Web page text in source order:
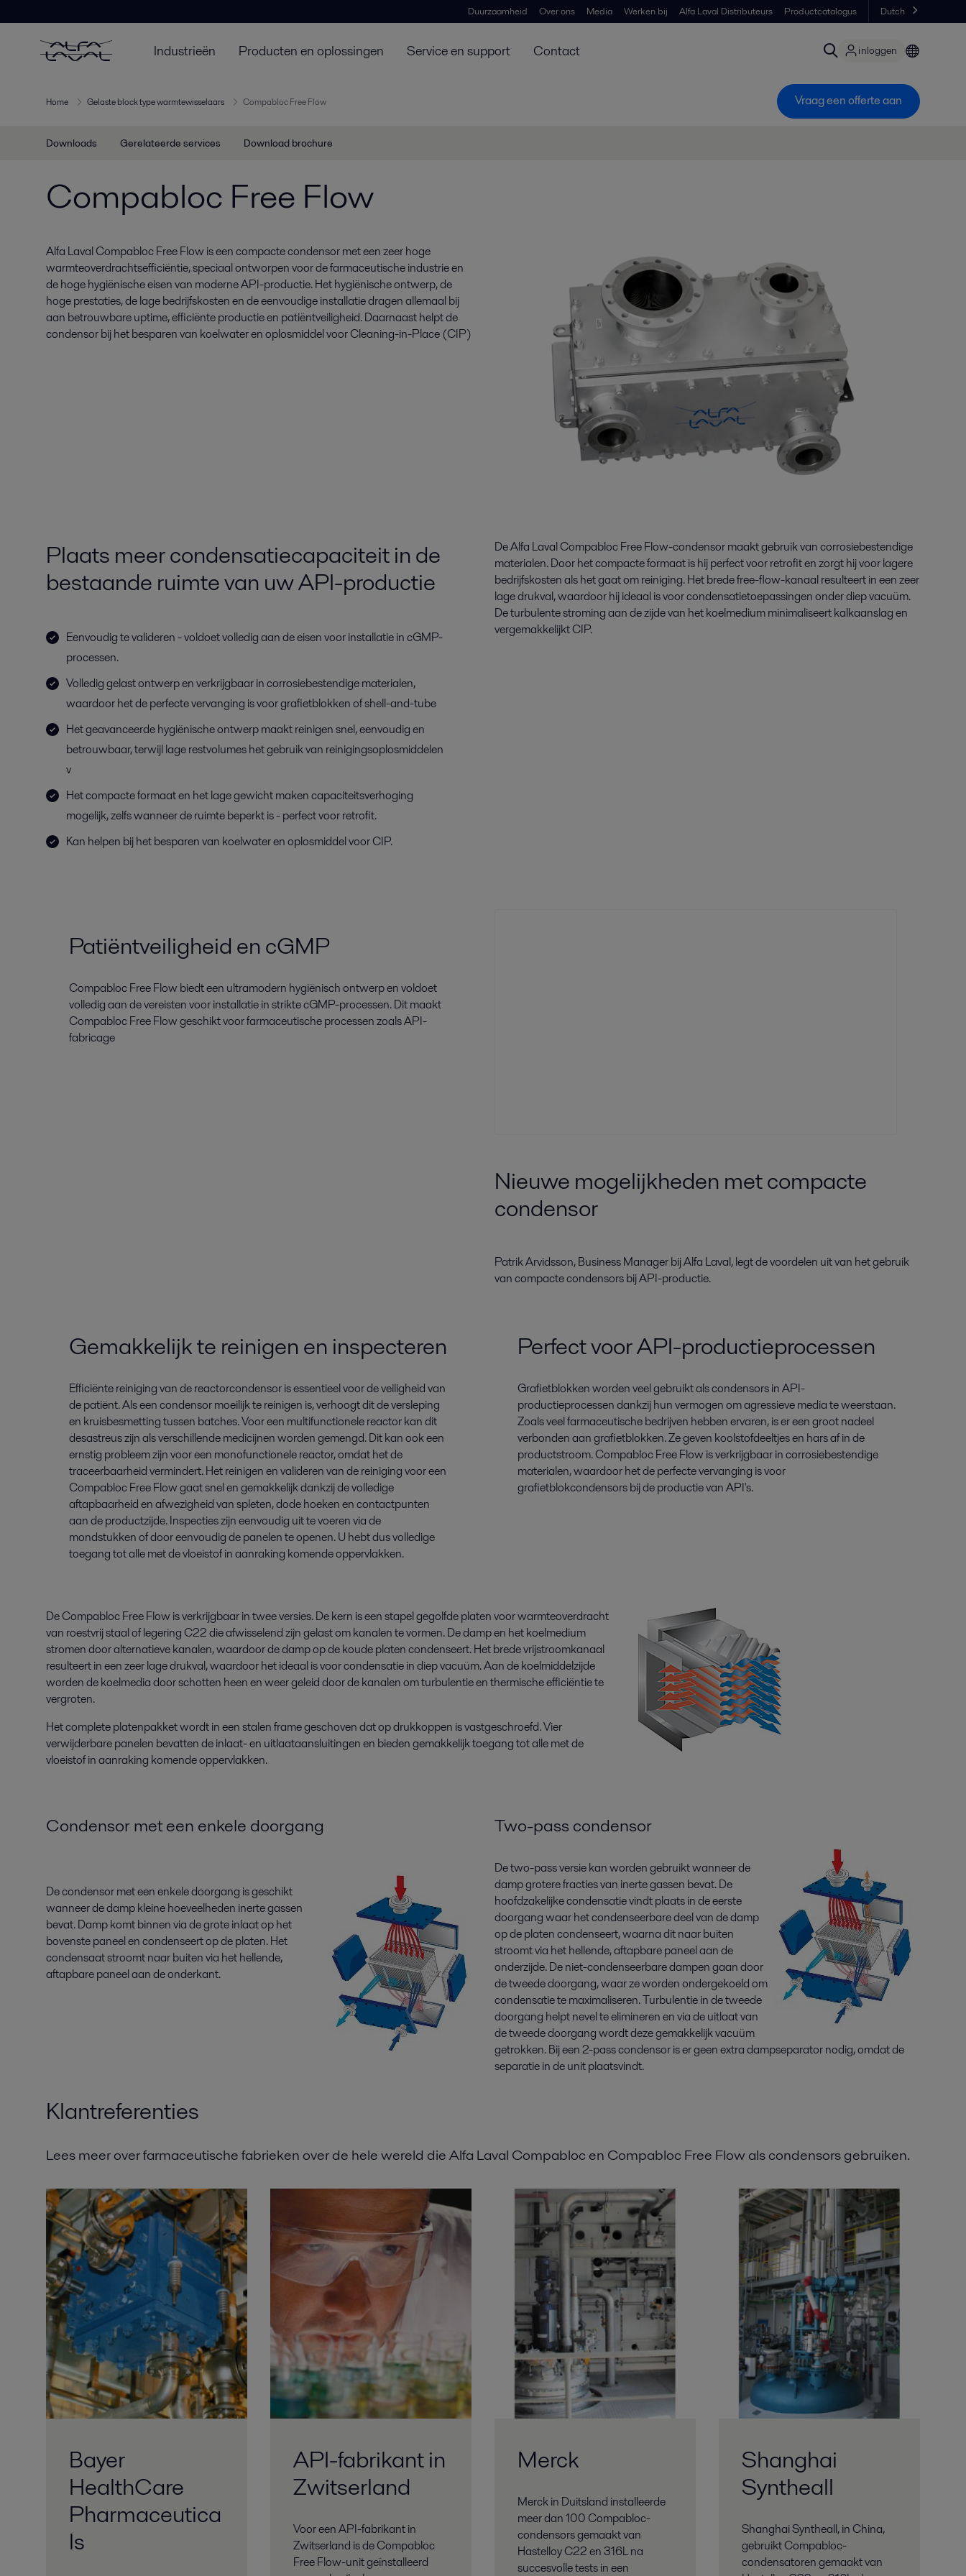
Duurzaamheid Over ons Media Werken bij Alfa Laval Distributeurs Productcatalogus Dutch
Industrieën Producten en oplossingen Service en support Contact inloggen
Home Gelaste block type warmtewisselaars Compabloc Free Flow Vraag een offerte aan
Downloads Gerelateerde services Download brochure
Compabloc Free Flow
Alfa Laval Compabloc Free Flow is een compacte condensor met een zeer hoge
warmteoverdrachtsefficiëntie, speciaal ontworpen voor de farmaceutische industrie en
de hoge hygiënische eisen van moderne API-productie. Het hygiënische ontwerp, de
hoge prestaties, de lage bedrijfskosten en de eenvoudige installatie dragen allemaal bij
aan betrouwbare uptime, efficiënte productie en patiëntveiligheid. Daarnaast helpt de
condensor bij het besparen van koelwater en oplosmiddel voor Cleaning-in-Place (CIP)
Plaats meer condensatiecapaciteit in de
bestaande ruimte van uw API-productie
Eenvoudig te valideren - voldoet volledig aan de eisen voor installatie in cGMP-
processen.
Volledig gelast ontwerp en verkrijgbaar in corrosiebestendige materialen,
waardoor het de perfecte vervanging is voor grafietblokken of shell-and-tube
Het geavanceerde hygiënische ontwerp maakt reinigen snel, eenvoudig en
betrouwbaar, terwijl lage restvolumes het gebruik van reinigingsoplosmiddelen
v
Het compacte formaat en het lage gewicht maken capaciteitsverhoging
mogelijk, zelfs wanneer de ruimte beperkt is - perfect voor retrofit.
Kan helpen bij het besparen van koelwater en oplosmiddel voor CIP.
De Alfa Laval Compabloc Free Flow-condensor maakt gebruik van corrosiebestendige
materialen. Door het compacte formaat is hij perfect voor retrofit en zorgt hij voor lagere
bedrijfskosten als het gaat om reiniging. Het brede free-flow-kanaal resulteert in een zeer
lage drukval, waardoor hij ideaal is voor condensatietoepassingen onder diep vacuüm.
De turbulente stroming aan de zijde van het koelmedium minimaliseert kalkaanslag en
vergemakkelijkt CIP.
Patiëntveiligheid en cGMP
Compabloc Free Flow biedt een ultramodern hygiënisch ontwerp en voldoet
volledig aan de vereisten voor installatie in strikte cGMP-processen. Dit maakt
Compabloc Free Flow geschikt voor farmaceutische processen zoals API-
fabricage
Nieuwe mogelijkheden met compacte
condensor
Patrik Arvidsson, Business Manager bij Alfa Laval, legt de voordelen uit van het gebruik
van compacte condensors bij API-productie.
Gemakkelijk te reinigen en inspecteren
Efficiënte reiniging van de reactorcondensor is essentieel voor de veiligheid van
de patiënt. Als een condensor moeilijk te reinigen is, verhoogt dit de versleping
en kruisbesmetting tussen batches. Voor een multifunctionele reactor kan dit
desastreus zijn als verschillende medicijnen worden gemengd. Dit kan ook een
ernstig probleem zijn voor een monofunctionele reactor, omdat het de
traceerbaarheid vermindert. Het reinigen en valideren van de reiniging voor een
Compabloc Free Flow gaat snel en gemakkelijk dankzij de volledige
aftapbaarheid en afwezigheid van spleten, dode hoeken en contactpunten
aan de productzijde. Inspecties zijn eenvoudig uit te voeren via de
mondstukken of door eenvoudig de panelen te openen. U hebt dus volledige
toegang tot alle met de vloeistof in aanraking komende oppervlakken.
Perfect voor API-productieprocessen
Grafietblokken worden veel gebruikt als condensors in API-
productieprocessen dankzij hun vermogen om agressieve media te weerstaan.
Zoals veel farmaceutische bedrijven hebben ervaren, is er een groot nadeel
verbonden aan grafietblokken. Ze geven koolstofdeeltjes en hars af in de
productstroom. Compabloc Free Flow is verkrijgbaar in corrosiebestendige
materialen, waardoor het de perfecte vervanging is voor
grafietblokcondensors bij de productie van API's.
De Compabloc Free Flow is verkrijgbaar in twee versies. De kern is een stapel gegolfde platen voor warmteoverdracht
van roestvrij staal of legering C22 die afwisselend zijn gelast om kanalen te vormen. De damp en het koelmedium
stromen door alternatieve kanalen, waardoor de damp op de koude platen condenseert. Het brede vrijstroomkanaal
resulteert in een zeer lage drukval, waardoor het ideaal is voor condensatie in diep vacuüm. Aan de koelmiddelzijde
worden de koelmedia door schotten heen en weer geleid door de kanalen om turbulentie en thermische efficiëntie te
vergroten.
Het complete platenpakket wordt in een stalen frame geschoven dat op drukkoppen is vastgeschroefd. Vier
verwijderbare panelen bevatten de inlaat- en uitlaataansluitingen en bieden gemakkelijk toegang tot alle met de
vloeistof in aanraking komende oppervlakken.
Condensor met een enkele doorgang
De condensor met een enkele doorgang is geschikt
wanneer de damp kleine hoeveelheden inerte gassen
bevat. Damp komt binnen via de grote inlaat op het
bovenste paneel en condenseert op de platen. Het
condensaat stroomt naar buiten via het hellende,
aftapbare paneel aan de onderkant.
Two-pass condensor
De two-pass versie kan worden gebruikt wanneer de
damp grotere fracties van inerte gassen bevat. De
hoofdzakelijke condensatie vindt plaats in de eerste
doorgang waar het condenseerbare deel van de damp
op de platen condenseert, waarna dit naar buiten
stroomt via het hellende, aftapbare paneel aan de
onderzijde. De niet-condenseerbare dampen gaan door
de tweede doorgang, waar ze worden ondergekoeld om
condensatie te maximaliseren. Turbulentie in de tweede
doorgang helpt nevel te elimineren en via de uitlaat van
de tweede doorgang wordt deze gemakkelijk vacuüm
getrokken. Bij een 2-pass condensor is er geen extra dampseparator nodig, omdat de
separatie in de unit plaatsvindt.
Klantreferenties
Lees meer over farmaceutische fabrieken over de hele wereld die Alfa Laval Compabloc en Compabloc Free Flow als condensors gebruiken.
Bayer
HealthCare
Pharmaceutica
ls
API-fabrikant in
Zwitserland
Voor een API-fabrikant in
Zwitserland is de Compabloc
Free Flow-unit geïnstalleerd
Merck
Merck in Duitsland installeerde
meer dan 100 Compabloc-
condensors gemaakt van
Hastelloy C22 en 316L na
succesvolle tests in een
Shanghai
Syntheall
Shanghai Syntheall, in China,
gebruikt Compabloc-
condensatoren gemaakt van